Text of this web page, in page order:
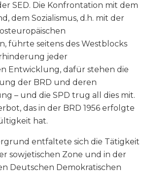
SED. Die Konfrontation mit dem
dem Sozialismus, d.h. mit der
führte seitens des Westblocks
jeder
Entwicklung, dafür stehen die
der BRD und deren
– und die SPD trug all dies mit.
das in der BRD 1956 erfolgte
hat.
entfaltete sich die Tätigkeit
sowjetischen Zone und in der
Deutschen Demokratischen